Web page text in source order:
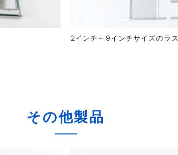
2インチ～9インチサイズのラ
その他製品